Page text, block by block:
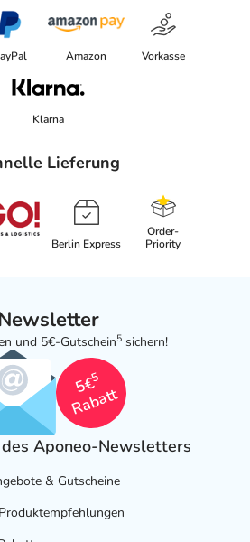
Amazon Vorkasse
Klarna
Lieferung
Berlin Express
Order-
Priority
und 5€-Gutschein5 sichern!
5€
5
Rabatt
Aponeo-Newsletters
& Gutscheine